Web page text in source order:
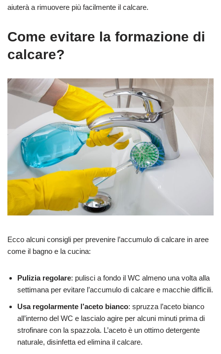
aiuterà a rimuovere più facilmente il calcare.
Come evitare la formazione di
calcare?
Ecco alcuni consigli per prevenire l’accumulo di calcare in aree
come il bagno e la cucina:
Pulizia regolare: pulisci a fondo il WC almeno una volta alla
settimana per evitare l’accumulo di calcare e macchie difficili.
Usa regolarmente l’aceto bianco: spruzza l’aceto bianco
all’interno del WC e lascialo agire per alcuni minuti prima di
strofinare con la spazzola. L’aceto è un ottimo detergente
naturale, disinfetta ed elimina il calcare.